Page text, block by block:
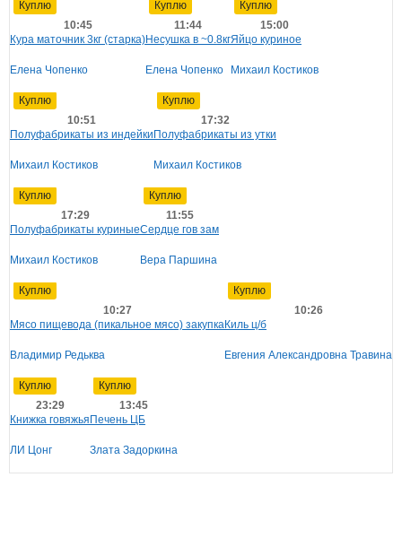
Куплю
10:45
Кура маточник 3кг (старка)
Елена Чопенко
Куплю
11:44
Несушка в ~0.8кг
Елена Чопенко
Куплю
15:00
Яйцо куриное
Михаил Костиков
Куплю
10:51
Полуфабрикаты из индейки
Михаил Костиков
Куплю
17:32
Полуфабрикаты из утки
Михаил Костиков
Куплю
17:29
Полуфабрикаты куриные
Михаил Костиков
Куплю
11:55
Сердце гов зам
Вера Паршина
Куплю
10:27
Мясо пищевода (пикальное мясо) закупка
Владимир Редьква
Куплю
10:26
Киль ц/б
Евгения Александровна Травина
Куплю
23:29
Книжка говяжья
ЛИ Цонг
Куплю
13:45
Печень ЦБ
Злата Задоркина